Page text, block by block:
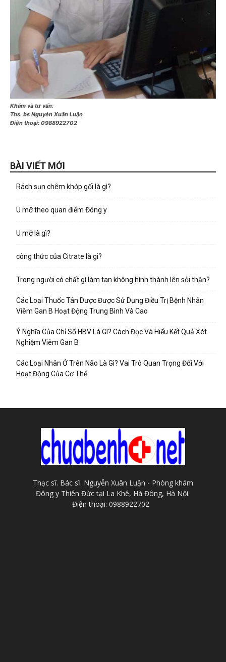
Khám và tư vấn:
Ths. bs Nguyễn Xuân Luận
Điện thoại: 0988922702
BÀI VIẾT MỚI
Rách sụn chêm khớp gối là gì?
U mỡ theo quan điểm Đông y
U mỡ là gì?
công thức của Citrate là gi?
Trong người có chất gì làm tan không hình thành lên sỏi thận?
Các Loại Thuốc Tân Dược Được Sử Dụng Điều Trị Bệnh Nhân
Viêm Gan B Hoạt Động Trung Bình Và Cao
Ý Nghĩa Của Chỉ Số HBV Là Gì? Cách Đọc Và Hiểu Kết Quả Xét
Nghiệm Viêm Gan B
Các Loại Nhân Ở Trên Não Là Gì? Vai Trò Quan Trọng Đối Với
Hoạt Động Của Cơ Thể
Thạc sĩ. Bác sĩ. Nguyễn Xuân Luận - Phòng khám
Đông y Thiên Đức tại La Khê, Hà Đông, Hà Nội.
Điện thoại: 0988922702